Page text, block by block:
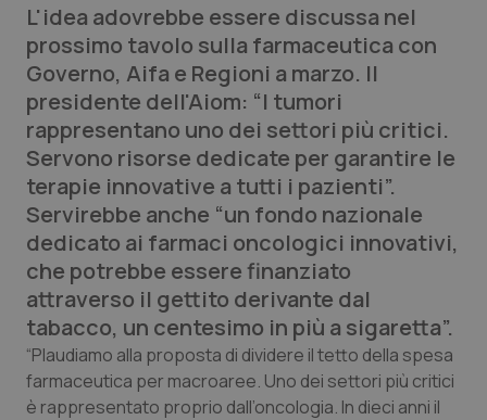
Lettere al direttore
Edizioni Regionali
QS Pro
Professionisti Sanitari.AI
Abruzzo
Basilicata
Calabria
QS Pro Gold
Artrite & artrosi
Asma & BPCO
QS Club Newsletter
L'idea adovrebbe essere discussa nel
prossimo tavolo sulla farmaceutica con
Governo, Aifa e Regioni a marzo. Il
presidente dell'Aiom: “I tumori
rappresentano uno dei settori più critici.
Servono risorse dedicate per garantire le
terapie innovative a tutti i pazienti”.
Servirebbe anche “un fondo nazionale
dedicato ai farmaci oncologici innovativi,
che potrebbe essere finanziato
attraverso il gettito derivante dal
tabacco, un centesimo in più a sigaretta”.
“Plaudiamo alla proposta di dividere il tetto della spesa
farmaceutica per macroaree. Uno dei settori più critici
è rappresentato proprio dall’oncologia. In dieci anni il